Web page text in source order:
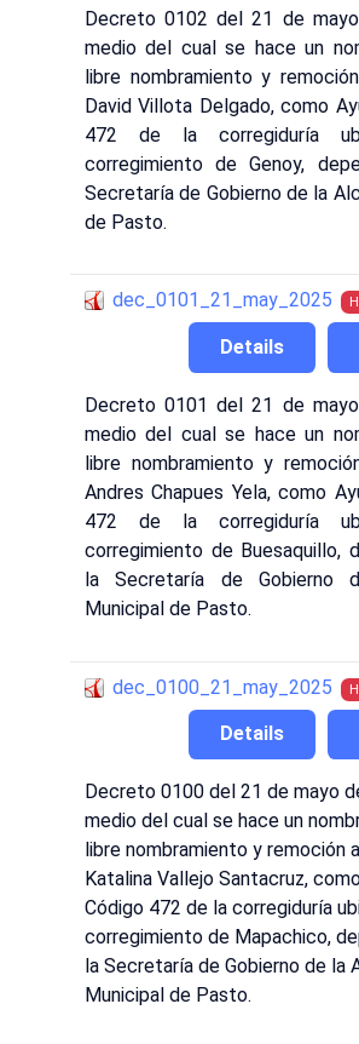
Decreto 0102 del 21 de
medio del cual se hace un
libre nombramiento y
David Villota Delgado, como
472 de la corregiduría
corregimiento de Genoy,
Secretaría de Gobierno de la
de Pasto.
dec_0101_21_may_2025
Details
Decreto 0101 del 21 de
medio del cual se hace un
libre nombramiento y
Andres Chapues Yela, como
472 de la corregiduría
corregimiento de Buesaquillo,
la Secretaría de Gobierno
Municipal de Pasto.
dec_0100_21_may_2025
Details
Decreto 0100 del 21 de mayo
medio del cual se hace un
libre nombramiento y remoción
Katalina Vallejo Santacruz,
Código 472 de la corregiduría
corregimiento de Mapachico,
la Secretaría de Gobierno de la
Municipal de Pasto.